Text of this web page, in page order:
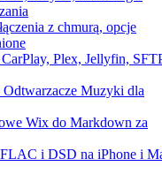
z chmurą, opcje
Plex, Jellyfin,
Muzyki dla
Wix do Markdown za
i DSD na iPhone i